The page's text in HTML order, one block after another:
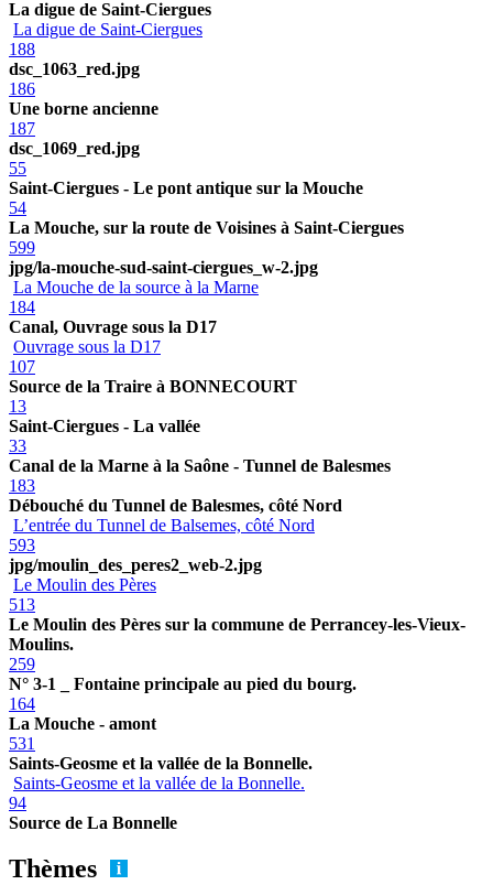
La digue de Saint-Ciergues
La digue de Saint-Ciergues
188
dsc_1063_red.jpg
186
Une borne ancienne
187
dsc_1069_red.jpg
55
Saint-Ciergues - Le pont antique sur la Mouche
54
La Mouche, sur la route de Voisines à Saint-Ciergues
599
jpg/la-mouche-sud-saint-ciergues_w-2.jpg
La Mouche de la source à la Marne
184
Canal, Ouvrage sous la D17
Ouvrage sous la D17
107
Source de la Traire à BONNECOURT
13
Saint-Ciergues - La vallée
33
Canal de la Marne à la Saône - Tunnel de Balesmes
183
Débouché du Tunnel de Balesmes, côté Nord
L’entrée du Tunnel de Balsemes, côté Nord
593
jpg/moulin_des_peres2_web-2.jpg
Le Moulin des Pères
513
Le Moulin des Pères sur la commune de Perrancey-les-Vieux-
Moulins.
259
N° 3-1 _ Fontaine principale au pied du bourg.
164
La Mouche - amont
531
Saints-Geosme et la vallée de la Bonnelle.
Saints-Geosme et la vallée de la Bonnelle.
94
Source de La Bonnelle
Thèmes